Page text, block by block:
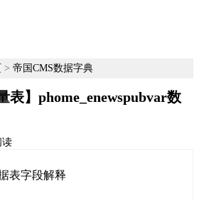
> 帝国CMS数据字典
表】phome_enewspubvar数
读
表字段解释